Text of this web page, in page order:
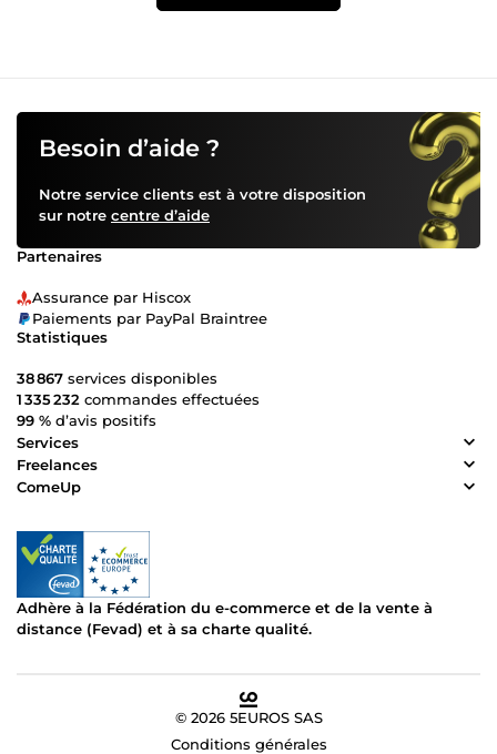
Besoin d’aide ?
Notre service clients est à votre disposition
sur notre centre d’aide
Partenaires
Assurance par Hiscox
Paiements par PayPal Braintree
Statistiques
38 867 services disponibles
1 335 232 commandes effectuées
99 % d’avis positifs
Services
Freelances
ComeUp
Adhère à la Fédération du e-commerce et de la vente à
distance (Fevad) et à sa charte qualité.
© 2026 5EUROS SAS
Conditions générales